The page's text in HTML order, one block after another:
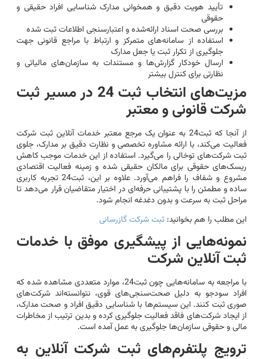
تأیید هویت دقیق و همخوانی مدارک شناسایی افراد حقیقی و
حقوقی
بررسی صحت اسناد ارائه‌شده و اعتبارسنجی اطلاعات ثبت شده
استفاده از سامانه‌های متمرکز و ارتباط با مراجع قانونی جهت
جلوگیری از تکرار ثبت یا جعل مدارک
ارسال خودکار گزارش‌ها و مستندات به سازمان‌های مالیاتی و
نظارتی برای کنترل بیشتر
مزیت‌های انتخاب ثبت 24 در مسیر ثبت
شرکت قانونی و معتبر
از آنجا که ثبت24 به عنوان یک مرجع معتبر خدمات آنلاین ثبت شرکت
فعالیت می‌کند، با ارائه مشاوره تخصصی و نظارت دقیق بر مدارک، جلوی
ثبت شرکت‌های توخالی را می‌گیرد. استفاده از این خدمات موجب کاهش
ریسک‌های حقوقی برای مالکان حقیقی شده و زمینه فعالیت اقتصادی
مشروع و شفاف را فراهم می‌آورد. علاوه بر این، ثبت24 تجربه کاربری
ساده و مطمئن را با پشتیبانی حرفه‌ای در اختیار متقاضیان قرار می‌دهد تا
مراحل ثبت به سرعت و بدون دغدغه انجام شود.
این مطلب را هم بخوانید: ثبت شرکت گازرسانی
نمونه‌هایی از پیشگیری موفق با خدمات
ثبت آنلاین شرکت
با مراجعه به سامانه‌هایی چون ثبت24، موارد متعددی مشاهده شده که
افراد سودجو به دلیل صحت‌سنجی‌های قوی، نتوانسته‌اند شرکت‌های
صوری ثبت کنند. این سیستم‌ها با شناسایی دقیق افراد و صحت مدارک،
از ایجاد شرکت‌های فاقد فعالیت جلوگیری کرده‌ و بدین ترتیب از مخاطرات
مالی و حقوقی سازمان‌ها جلوگیری به عمل آمده است.
ترویج پلتفرم‌های ثبت شرکت آنلاین به